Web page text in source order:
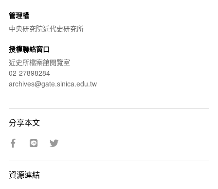
管理權
中央研究院近代史研究所
授權聯絡窗口
近史所檔案館閱覽室
02-27898284
archives@gate.sinica.edu.tw
分享本文
資源連結